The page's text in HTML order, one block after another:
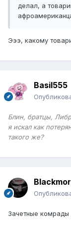
делал, а
Эээ, какому
Basil555
Блин, братцы,
я искал как
такого же?
Зачетные комрады